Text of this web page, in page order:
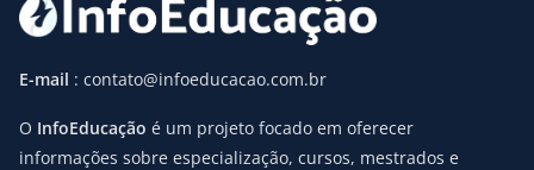
E-mail : contato@infoeducacao.com.br
O InfoEducação é um projeto focado em oferecer
informações sobre especialização, cursos, mestrados e